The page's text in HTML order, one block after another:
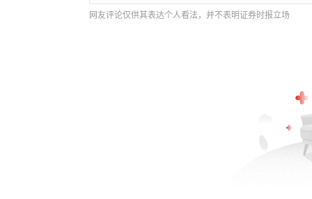
网友评论仅供其表达个人看法，并不表明证券时报立场